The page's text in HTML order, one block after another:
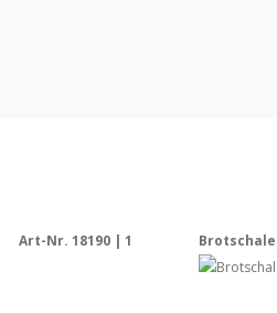
Art-Nr. 18190 | 1